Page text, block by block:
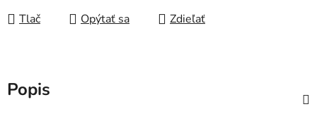
Tlač Opýtať sa Zdieľať
Popis